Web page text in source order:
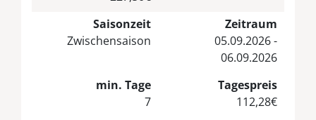
Saisonzeit
Zwischensaison
Zeitraum
05.09.2026 -
06.09.2026
min. Tage
7
Tagespreis
112,28€